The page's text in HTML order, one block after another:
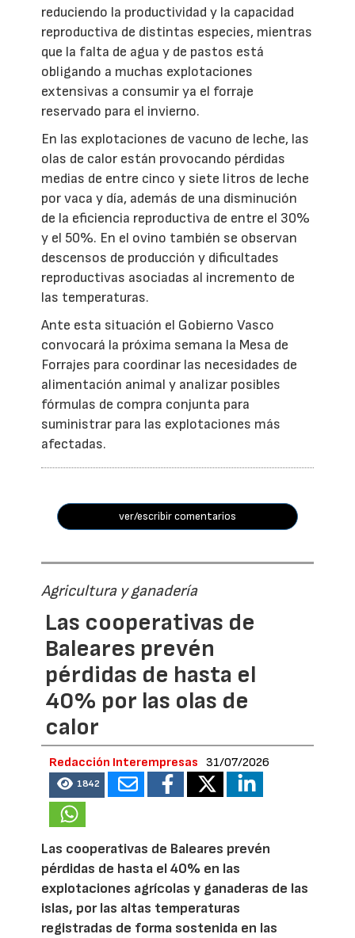
reduciendo la productividad y la capacidad
reproductiva de distintas especies, mientras
que la falta de agua y de pastos está
obligando a muchas explotaciones
extensivas a consumir ya el forraje
reservado para el invierno.
En las explotaciones de vacuno de leche, las
olas de calor están provocando pérdidas
medias de entre cinco y siete litros de leche
por vaca y día, además de una disminución
de la eficiencia reproductiva de entre el 30%
y el 50%. En el ovino también se observan
descensos de producción y dificultades
reproductivas asociadas al incremento de
las temperaturas.
Ante esta situación el Gobierno Vasco
convocará la próxima semana la Mesa de
Forrajes para coordinar las necesidades de
alimentación animal y analizar posibles
fórmulas de compra conjunta para
suministrar para las explotaciones más
afectadas.
ver/escribir comentarios
Agricultura y ganadería
Las cooperativas de
Baleares prevén
pérdidas de hasta el
40% por las olas de
calor
Redacción Interempresas 31/07/2026
1842
Las cooperativas de Baleares prevén
pérdidas de hasta el 40% en las
explotaciones agrícolas y ganaderas de las
islas, por las altas temperaturas
registradas de forma sostenida en las